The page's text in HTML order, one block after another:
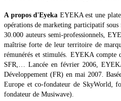
A propos d'Eyeka EYEKA est une
opérations de marketing participatif sous
30.000 auteurs semi-professionnels,
maîtrise forte de leur territoire de
rémunérés et stimulés. EYEKA compte
SFR,… Lancée en février 2006,
Développement (FR) en mai 2007.
Europe et co-fondateur de SkyWorld,
fondateur de Musiwave).